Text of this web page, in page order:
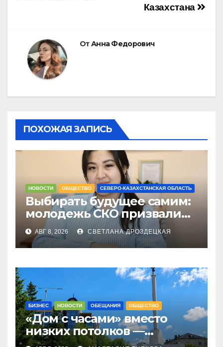
Казахстана
ОтАнна Федорович
ПОХОЖАЯ ЗАПИСЬ
НОВОСТИ ОБЩЕСТВО СЕВЕРО-КАЗАХСТАНСКАЯ ОБЛАСТЬ
Выбирать будущее самим:
молодежь СКО призвали
не оставаться в стороне 23
августа
АВГ 8, 2026 СВЕТЛАНА ДРОЗДЕЦКАЯ
БИЗНЕС НОВОСТИ ОБЕЩАНИЯ ОБЩЕСТВО
«Дом с часами» вместо
низких потолков —
качество новостроек